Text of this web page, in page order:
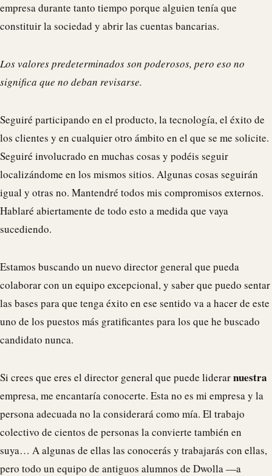
empresa durante tanto tiempo porque alguien tenía que
constituir la sociedad y abrir las cuentas bancarias.
Los valores predeterminados son poderosos, pero eso no
significa que no deban revisarse.
Seguiré participando en el producto, la tecnología, el éxito de
los clientes y en cualquier otro ámbito en el que se me solicite.
Seguiré involucrado en muchas cosas y podéis seguir
localizándome en los mismos sitios. Algunas cosas seguirán
igual y otras no. Mantendré todos mis compromisos externos.
Hablaré abiertamente de todo esto a medida que vaya
sucediendo.
Estamos buscando un nuevo director general que pueda
colaborar con un equipo excepcional, y saber que puedo sentar
las bases para que tenga éxito en ese sentido va a hacer de este
uno de los puestos más gratificantes para los que he buscado
candidato nunca.
Si crees que eres el director general que puede liderarnuestra
empresa, me encantaría conocerte. Esta no es mi empresa y la
persona adecuada no la considerará como mía. El trabajo
colectivo de cientos de personas la convierte también en
suya… A algunas de ellas las conocerás y trabajarás con ellas,
pero todo un equipo de antiguos alumnos de Dwolla—a